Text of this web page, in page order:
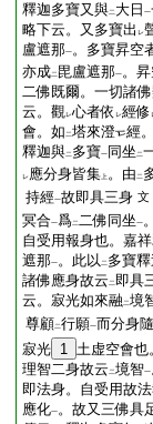
釋迦多寶又與二 大日 一
略下云。又多寶出 レ
盧遮那一。多寶昇空
亦成二 毘盧遮那一。
二佛既爾。一切諸
云。觀レ心者依 レ經修
會。如 二塔來澄
經
釋迦與二 多寶一 同坐 二
レ應分身皆集 上 。由 二
持經一故即具三身 文
冥合一爲二二佛同坐一
自受用報身也。嘉
遮那一。此以 二 多寶
諸佛應身故云 二 即具
云。寂光如來融二境
尊顧二行願一而分身
寂光 1 土虚空會也
理智二身故云 二境智一
即法身。自受用故
應化一。故又三佛具